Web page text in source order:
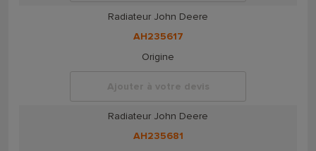
Radiateur John Deere
AH235617
Origine
Ajouter à votre devis
Radiateur John Deere
AH235681